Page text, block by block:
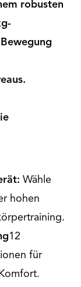
robusten
Wähle
hohen
12
für